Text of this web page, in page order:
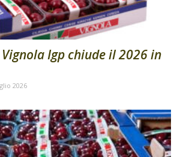
Igp chiude il 2026 in
2026